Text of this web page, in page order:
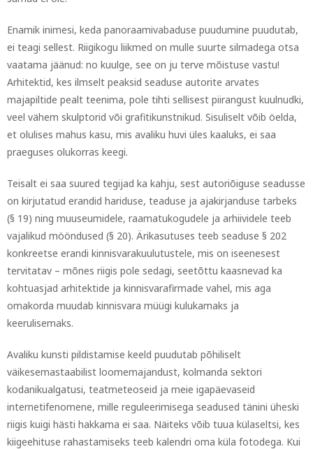
Enamik inimesi, keda panoraamivabaduse puudumine puudutab,
ei teagi sellest. Riigikogu liikmed on mulle suurte silmadega otsa
vaatama jäänud: no kuulge, see on ju terve mõistuse vastu!
Arhitektid, kes ilmselt peaksid seaduse autorite arvates
majapiltide pealt teenima, pole tihti sellisest piirangust kuulnudki,
veel vähem skulptorid või grafitikunstnikud. Sisuliselt võib öelda,
et olulises mahus kasu, mis avaliku huvi üles kaaluks, ei saa
praeguses olukorras keegi.
Teisalt ei saa suured tegijad ka kahju, sest autoriõiguse seadusse
on kirjutatud erandid hariduse, teaduse ja ajakirjanduse tarbeks
(§ 19) ning muuseumidele, raamatukogudele ja arhiividele teeb
vajalikud mööndused (§ 20). Ärikasutuses teeb seaduse § 202
konkreetse erandi kinnisvarakuulutustele, mis on iseenesest
tervitatav – mõnes riigis pole sedagi, seetõttu kaasnevad ka
kohtuasjad arhitektide ja kinnisvarafirmade vahel, mis aga
omakorda muudab kinnisvara müügi kulukamaks ja
keerulisemaks.
Avaliku kunsti pildistamise keeld puudutab põhiliselt
väikesemastaabilist loomemajandust, kolmanda sektori
kodanikualgatusi, teatmeteoseid ja meie igapäevaseid
internetifenomene, mille reguleerimisega seadused tänini üheski
riigis kuigi hästi hakkama ei saa. Näiteks võib tuua külaseltsi, kes
kiigeehituse rahastamiseks teeb kalendri oma küla fotodega. Kui